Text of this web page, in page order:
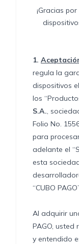
¡Gracias
1.
regula la
dispositivos
los
S.A.,
Folio No.
para
adelante el
esta
“CUBO
Al adquirir
PAGO, usted
y entendido